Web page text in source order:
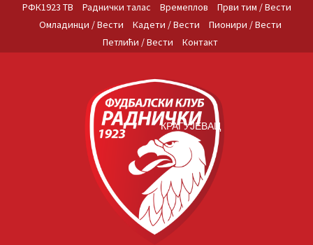
РФК1923 ТВ Раднички талас Времеплов
Први тим / Вести
Омладинци / Вести
Кадети / Вести
Пионири / Вести
Петлићи / Вести
Контакт
КРАГУЈЕВАЦ